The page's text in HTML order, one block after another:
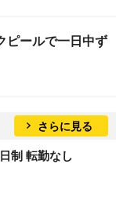
ピールで一日中ず
さらに見る
制 転勤なし